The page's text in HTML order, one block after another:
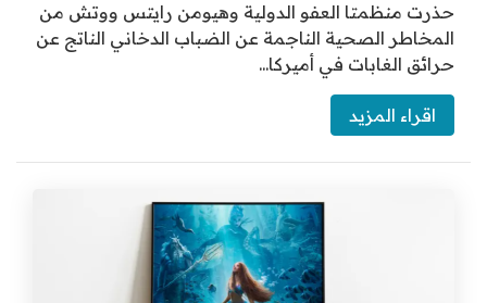
حذرت منظمتا العفو الدولية وهيومن رايتس ووتش من
المخاطر الصحية الناجمة عن الضباب الدخاني الناتج عن
حرائق الغابات في أميركا...
اقراء المزيد